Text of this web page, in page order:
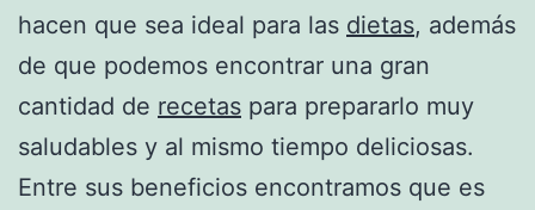
hacen que sea ideal para las dietas, además
de que podemos encontrar una gran
cantidad de recetas para prepararlo muy
saludables y al mismo tiempo deliciosas.
Entre sus beneficios encontramos que es